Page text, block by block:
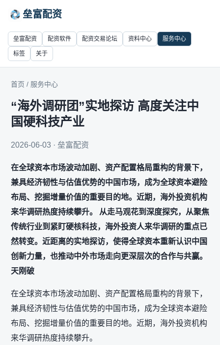
垒富配资
垒富配资 配资软件 配资交易论坛 资料中心 服务中心
标签 关于
首页 / 服务中心
“海外调研团”实地探访 高度关注中
国硬科技产业
2026-06-03 · 垒富配资
在全球资本市场波动加剧、资产配置格局重构的背景下，
兼具经济韧性与估值优势的中国市场，成为全球资本避险
布局、挖掘增量价值的重要目的地。近期，海外投资机构
来华调研热度持续攀升。 从走马观花到深度探究，从聚焦
传统行业到紧盯硬核科技，海外投资人来华调研的重点已
然转变。近距离的实地探访，使得全球资本重新认识中国
创新力量，也推动中外市场走向更深层次的合作与共赢。
天刚破
在全球资本市场波动加剧、资产配置格局重构的背景下，
兼具经济韧性与估值优势的中国市场，成为全球资本避险
布局、挖掘增量价值的重要目的地。近期，海外投资机构
来华调研热度持续攀升。